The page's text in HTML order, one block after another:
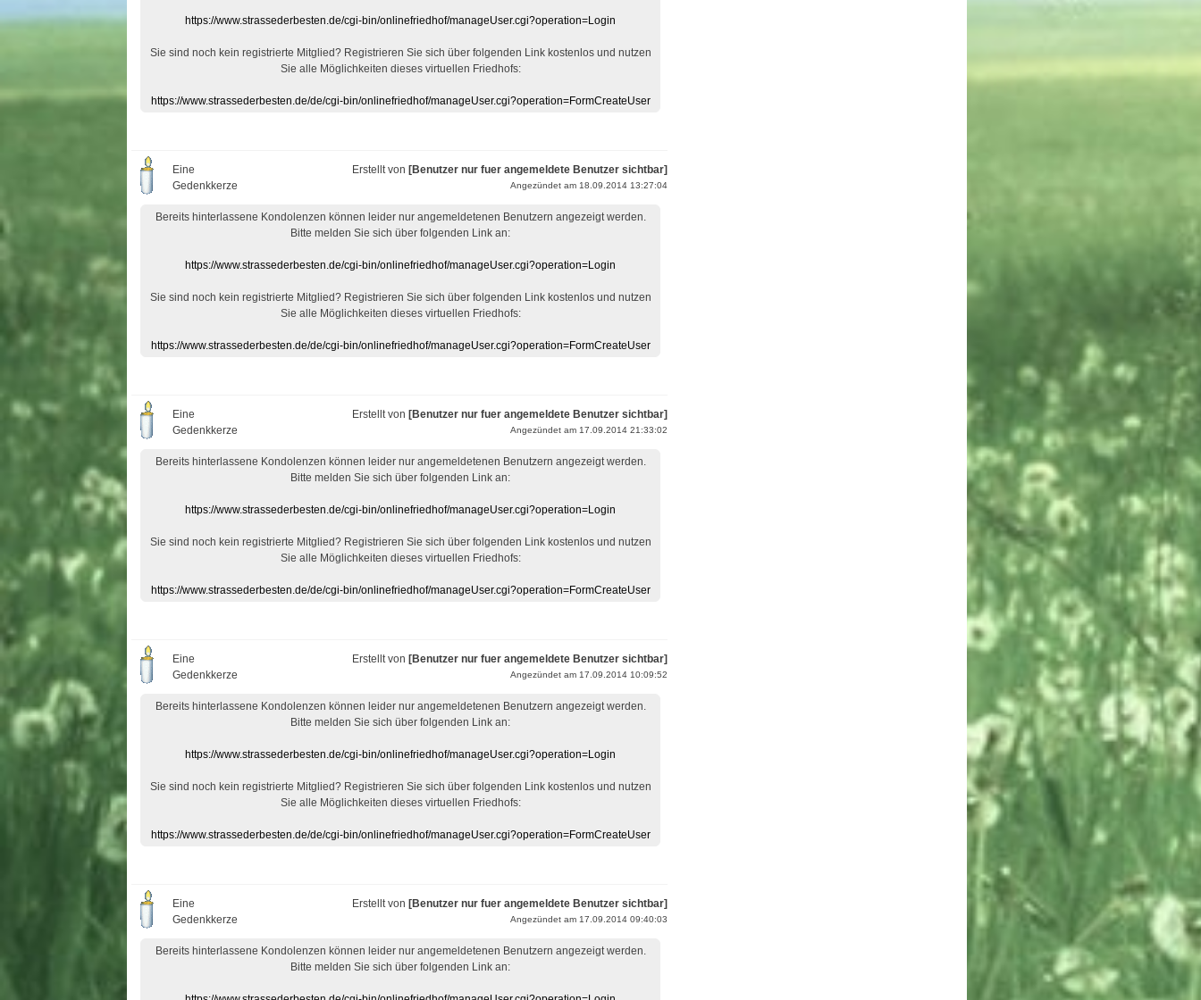
https://www.strassederbesten.de/cgi-bin/onlinefriedhof/manageUser.cgi?operation=Login
Sie sind noch kein registrierte Mitglied? Registrieren Sie sich über folgenden Link kostenlos und nutzen
Sie alle Möglichkeiten dieses virtuellen Friedhofs:
https://www.strassederbesten.de/de/cgi-bin/onlinefriedhof/manageUser.cgi?operation=FormCreateUser
Eine
Gedenkkerze
Erstellt von [Benutzer nur fuer angemeldete Benutzer sichtbar]
Angezündet am 18.09.2014 13:27:04
Bereits hinterlassene Kondolenzen können leider nur angemeldetenen Benutzern angezeigt werden.
Bitte melden Sie sich über folgenden Link an:
https://www.strassederbesten.de/cgi-bin/onlinefriedhof/manageUser.cgi?operation=Login
Sie sind noch kein registrierte Mitglied? Registrieren Sie sich über folgenden Link kostenlos und nutzen
Sie alle Möglichkeiten dieses virtuellen Friedhofs:
https://www.strassederbesten.de/de/cgi-bin/onlinefriedhof/manageUser.cgi?operation=FormCreateUser
Eine
Gedenkkerze
Erstellt von [Benutzer nur fuer angemeldete Benutzer sichtbar]
Angezündet am 17.09.2014 21:33:02
Bereits hinterlassene Kondolenzen können leider nur angemeldetenen Benutzern angezeigt werden.
Bitte melden Sie sich über folgenden Link an:
https://www.strassederbesten.de/cgi-bin/onlinefriedhof/manageUser.cgi?operation=Login
Sie sind noch kein registrierte Mitglied? Registrieren Sie sich über folgenden Link kostenlos und nutzen
Sie alle Möglichkeiten dieses virtuellen Friedhofs:
https://www.strassederbesten.de/de/cgi-bin/onlinefriedhof/manageUser.cgi?operation=FormCreateUser
Eine
Gedenkkerze
Erstellt von [Benutzer nur fuer angemeldete Benutzer sichtbar]
Angezündet am 17.09.2014 10:09:52
Bereits hinterlassene Kondolenzen können leider nur angemeldetenen Benutzern angezeigt werden.
Bitte melden Sie sich über folgenden Link an:
https://www.strassederbesten.de/cgi-bin/onlinefriedhof/manageUser.cgi?operation=Login
Sie sind noch kein registrierte Mitglied? Registrieren Sie sich über folgenden Link kostenlos und nutzen
Sie alle Möglichkeiten dieses virtuellen Friedhofs:
https://www.strassederbesten.de/de/cgi-bin/onlinefriedhof/manageUser.cgi?operation=FormCreateUser
Eine
Gedenkkerze
Erstellt von [Benutzer nur fuer angemeldete Benutzer sichtbar]
Angezündet am 17.09.2014 09:40:03
Bereits hinterlassene Kondolenzen können leider nur angemeldetenen Benutzern angezeigt werden.
Bitte melden Sie sich über folgenden Link an: